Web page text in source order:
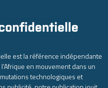
est la référence indépendante
en mouvement dans un
technologiques et